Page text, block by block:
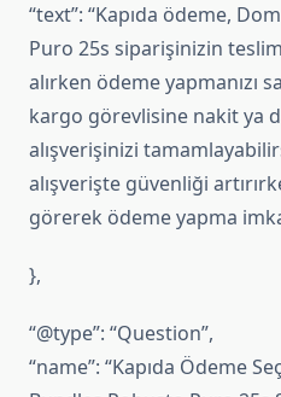
“text”: “Kapıda ödeme,
Puro 25s siparişinizin
alırken ödeme yapmanızı
kargo görevlisine nakit ya
alışverişinizi
alışverişte güvenliği
görerek ödeme yapma
},
“@type”: “Question”,
“name”: “Kapıda Ödeme